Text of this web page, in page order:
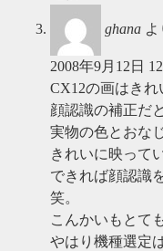
ghana よ
2008年9月12日
CX12の画はきれ
顔認識の補正だ
実物の色とおな
きれいに映って
できれば顔認識
笑。
こんかいもとて
やはり機種選定